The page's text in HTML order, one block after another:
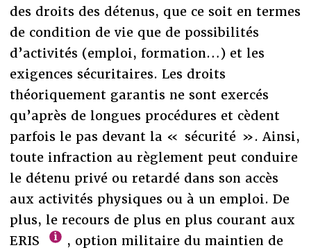
des droits des détenus, que ce soit en termes
de condition de vie que de possibilités
d’activités (emploi, formation…) et les
exigences sécuritaires. Les droits
théoriquement garantis ne sont exercés
qu’après de longues procédures et cèdent
parfois le pas devant la « sécurité ». Ainsi,
toute infraction au règlement peut conduire
le détenu privé ou retardé dans son accès
aux activités physiques ou à un emploi. De
plus, le recours de plus en plus courant aux
ERIS
, option militaire du maintien de